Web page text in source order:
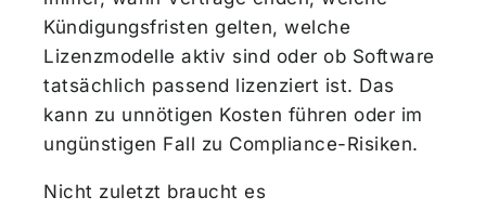
Kündigungsfristen gelten, welche
Lizenzmodelle aktiv sind oder ob Software
tatsächlich passend lizenziert ist. Das
kann zu unnötigen Kosten führen oder im
ungünstigen Fall zu Compliance-Risiken.
Nicht zuletzt braucht es